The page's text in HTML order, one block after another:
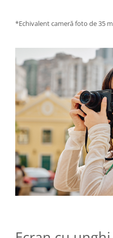
*Echivalent cameră foto de 35